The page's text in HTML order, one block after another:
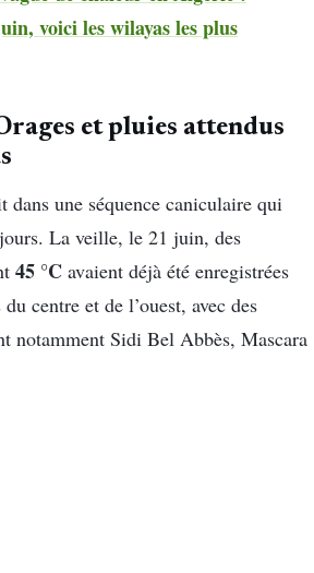
voici les wilayas les plus
et pluies attendus
dans une séquence caniculaire qui
La veille, le 21 juin, des
45 °C avaient déjà été enregistrées
centre et de l’ouest, avec des
notamment Sidi Bel Abbès, Mascara